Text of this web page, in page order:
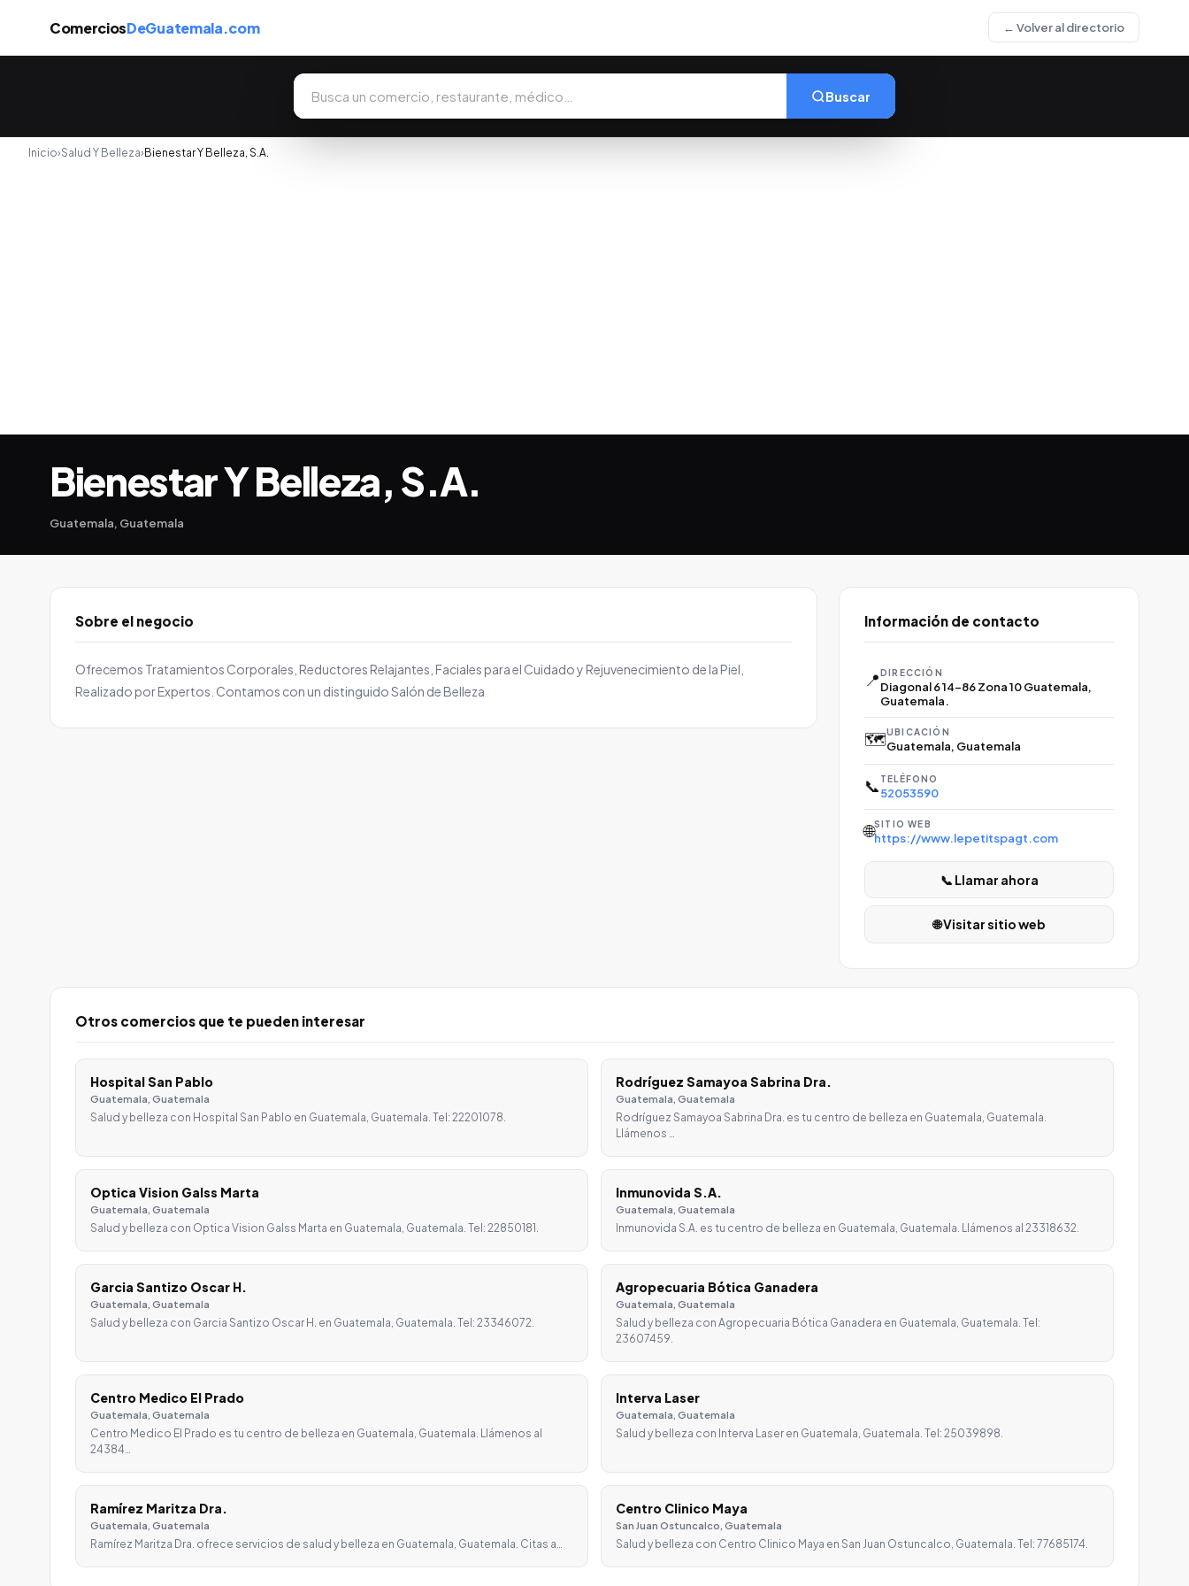
ComerciosDeGuatemala.com ← Volver al directorio
Buscar
Inicio›Salud Y Belleza› Bienestar Y Belleza, S.A.
Bienestar Y Belleza, S.A.
Guatemala, Guatemala
Sobre el negocio
Ofrecemos Tratamientos Corporales, Reductores Relajantes, Faciales para el Cuidado y Rejuvenecimiento de la Piel,
Realizado por Expertos. Contamos con un distinguido Salón de Belleza
Información de contacto
📍DIRECCIÓN
Diagonal 6 14-86 Zona 10 Guatemala,
Guatemala.
🗺️UBICACIÓN
Guatemala, Guatemala
📞 TELÉFONO
52053590
🌐SITIO WEB
https://www.lepetitspagt.com
📞 Llamar ahora
🌐 Visitar sitio web
Otros comercios que te pueden interesar
Hospital San Pablo
Guatemala, Guatemala
Salud y belleza con Hospital San Pablo en Guatemala, Guatemala. Tel: 22201078.
Rodríguez Samayoa Sabrina Dra.
Guatemala, Guatemala
Rodríguez Samayoa Sabrina Dra. es tu centro de belleza en Guatemala, Guatemala.
Llámenos …
Optica Vision Galss Marta
Guatemala, Guatemala
Salud y belleza con Optica Vision Galss Marta en Guatemala, Guatemala. Tel: 22850181.
Inmunovida S.A.
Guatemala, Guatemala
Inmunovida S.A. es tu centro de belleza en Guatemala, Guatemala. Llámenos al 23318632.
Garcia Santizo Oscar H.
Guatemala, Guatemala
Salud y belleza con Garcia Santizo Oscar H. en Guatemala, Guatemala. Tel: 23346072.
Agropecuaria Bótica Ganadera
Guatemala, Guatemala
Salud y belleza con Agropecuaria Bótica Ganadera en Guatemala, Guatemala. Tel:
23607459.
Centro Medico El Prado
Guatemala, Guatemala
Centro Medico El Prado es tu centro de belleza en Guatemala, Guatemala. Llámenos al
24384…
Interva Laser
Guatemala, Guatemala
Salud y belleza con Interva Laser en Guatemala, Guatemala. Tel: 25039898.
Ramírez Maritza Dra.
Guatemala, Guatemala
Ramírez Maritza Dra. ofrece servicios de salud y belleza en Guatemala, Guatemala. Citas a…
Centro Clinico Maya
San Juan Ostuncalco, Guatemala
Salud y belleza con Centro Clinico Maya en San Juan Ostuncalco, Guatemala. Tel: 77685174.